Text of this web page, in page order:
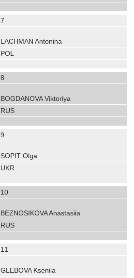
7
LACHMAN Antonina
POL
8
BOGDANOVA Viktoriya
RUS
9
SOPIT Olga
UKR
10
BEZNOSIKOVA Anastasiia
RUS
11
GLEBOVA Kseniia